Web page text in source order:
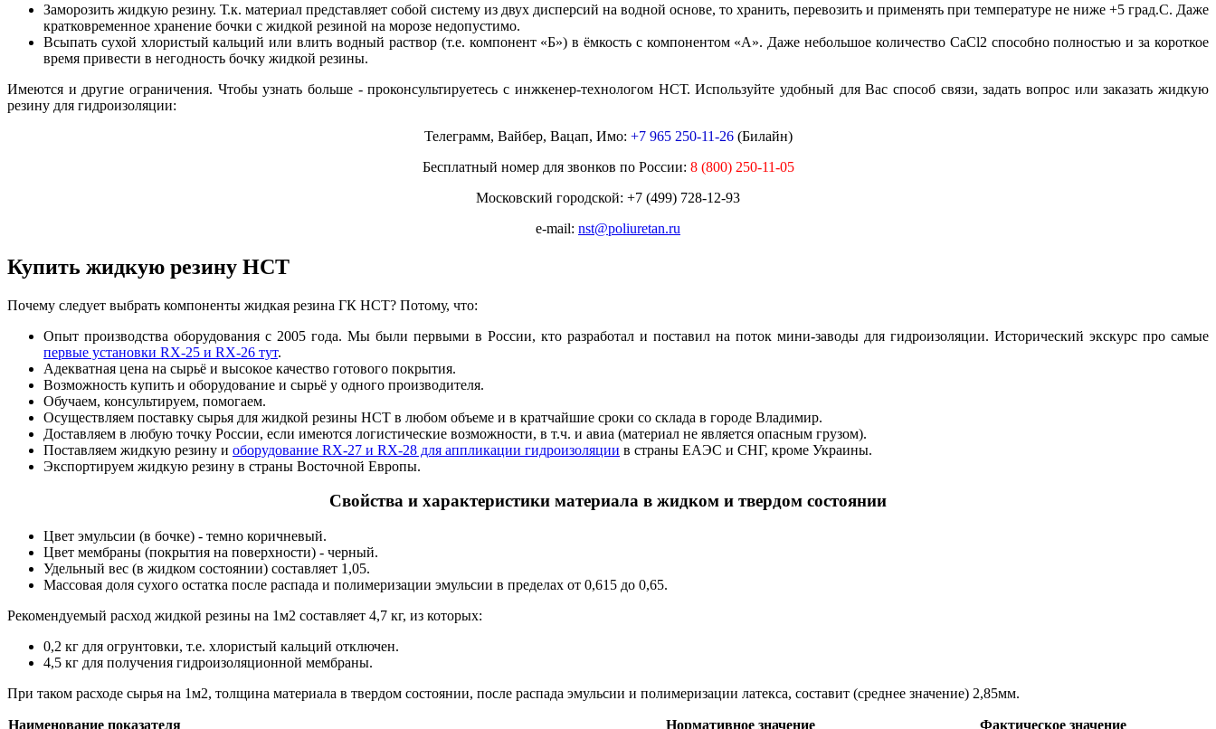
Заморозить жидкую резину. Т.к. материал представляет собой систему из двух дисперсий на водной основе, то хранить, перевозить и применять при температуре не ниже +5 град.С. Даже
кратковременное хранение бочки с жидкой резиной на морозе недопустимо.
Всыпать сухой хлористый кальций или влить водный раствор (т.е. компонент «Б») в ёмкость с компонентом «А». Даже небольшое количество CaCl2 способно полностью и за короткое
время привести в негодность бочку жидкой резины.
Имеются и другие ограничения. Чтобы узнать больше - проконсультируетесь с инжкенер-технологом НСТ. Используйте удобный для Вас способ связи, задать вопрос или заказать жидкую
резину для гидроизоляции:
Телеграмм, Вайбер, Вацап, Имо: +7 965 250-11-26(Билайн)
Бесплатный номер для звонков по России: 8 (800) 250-11-05
Московский городской: +7 (499) 728-12-93
e-mail: nst@poliuretan.ru
Купить жидкую резину НСТ
Почему следует выбрать компоненты жидкая резина ГК НСТ? Потому, что:
Опыт производства оборудования с 2005 года. Мы были первыми в России, кто разработал и поставил на поток мини-заводы для гидроизоляции. Исторический экскурс про самые
первые установки RX-25 и RX-26 тут.
Адекватная цена на сырьё и высокое качество готового покрытия.
Возможность купить и оборудование и сырьё у одного производителя.
Обучаем, консультируем, помогаем.
Осуществляем поставку сырья для жидкой резины НСТ в любом объеме и в кратчайшие сроки со склада в городе Владимир.
Доставляем в любую точку России, если имеются логистические возможности, в т.ч. и авиа (материал не является опасным грузом).
Поставляем жидкую резину и оборудование RX-27 и RX-28 для аппликации гидроизоляции в страны ЕАЭС и СНГ, кроме Украины.
Экспортируем жидкую резину в страны Восточной Европы.
Свойства и характеристики материала в жидком и твердом состоянии
Цвет эмульсии (в бочке) - темно коричневый.
Цвет мембраны (покрытия на поверхности) - черный.
Удельный вес (в жидком состоянии) составляет 1,05.
Массовая доля сухого остатка после распада и полимеризации эмульсии в пределах от 0,615 до 0,65.
Рекомендуемый расход жидкой резины на 1м2 составляет 4,7 кг, из которых:
0,2 кг для огрунтовки, т.е. хлористый кальций отключен.
4,5 кг для получения гидроизоляционной мембраны.
При таком расходе сырья на 1м2, толщина материала в твердом состоянии, после распада эмульсии и полимеризации латекса, составит (среднее значение) 2,85мм.
Наименование показателя Нормативное значение
Фактическое значение